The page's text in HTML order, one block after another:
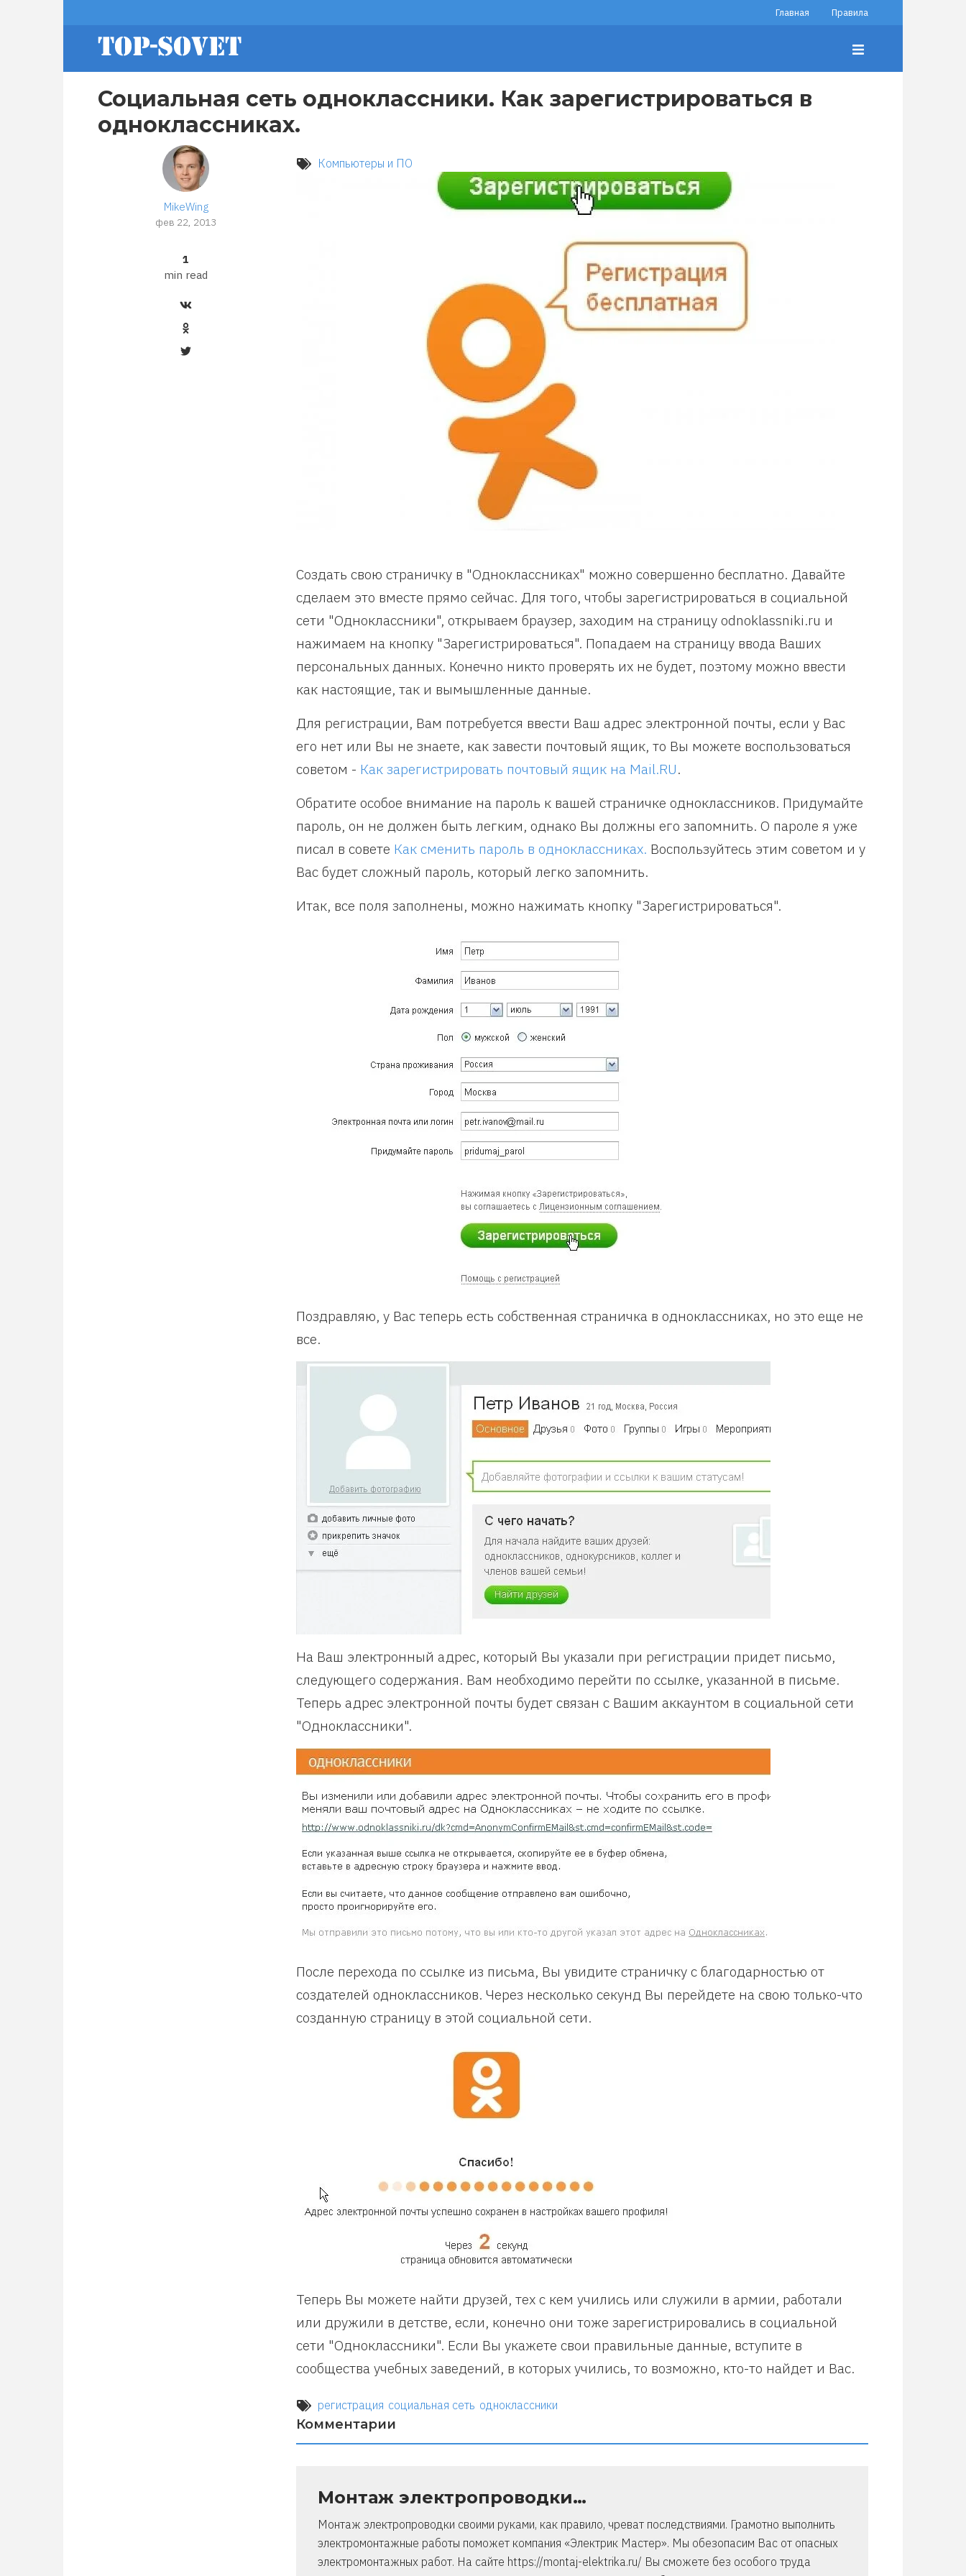
footer
menu
Главная Правила
Социальная сеть одноклассники. Как зарегистрироваться в
одноклассниках.
MikeWing
фев 22, 2013
1
min read
Компьютеры и ПО
Создать свою страничку в "Одноклассниках" можно совершенно бесплатно. Давайте
сделаем это вместе прямо сейчас. Для того, чтобы зарегистрироваться в социальной
сети "Одноклассники", открываем браузер, заходим на страницу odnoklassniki.ru и
нажимаем на кнопку "Зарегистрироваться". Попадаем на страницу ввода Ваших
персональных данных. Конечно никто проверять их не будет, поэтому можно ввести
как настоящие, так и вымышленные данные.
Для регистрации, Вам потребуется ввести Ваш адрес электронной почты, если у Вас
его нет или Вы не знаете, как завести почтовый ящик, то Вы можете воспользоваться
советом - Как зарегистрировать почтовый ящик на Mail.RU.
Обратите особое внимание на пароль к вашей страничке одноклассников. Придумайте
пароль, он не должен быть легким, однако Вы должны его запомнить. О пароле я уже
писал в совете Как сменить пароль в одноклассниках. Воспользуйтесь этим советом и у
Вас будет сложный пароль, который легко запомнить.
Итак, все поля заполнены, можно нажимать кнопку "Зарегистрироваться".
Поздравляю, у Вас теперь есть собственная страничка в одноклассниках, но это еще не
все.
На Ваш электронный адрес, который Вы указали при регистрации придет письмо,
следующего содержания. Вам необходимо перейти по ссылке, указанной в письме.
Теперь адрес электронной почты будет связан с Вашим аккаунтом в социальной сети
"Одноклассники".
После перехода по ссылке из письма, Вы увидите страничку с благодарностью от
создателей одноклассников. Через несколько секунд Вы перейдете на свою только-что
созданную страницу в этой социальной сети.
Теперь Вы можете найти друзей, тех с кем учились или служили в армии, работали
или дружили в детстве, если, конечно они тоже зарегистрировались в социальной
сети "Одноклассники". Если Вы укажете свои правильные данные, вступите в
сообщества учебных заведений, в которых учились, то возможно, кто-то найдет и Вас.
регистрация социальная сеть одноклассники
Комментарии
Монтаж электропроводки…
Монтаж электропроводки своими руками, как правило, чреват последствиями. Грамотно выполнить
электромонтажные работы поможет компания «Электрик Мастер». Мы обезопасим Вас от опасных
электромонтажных работ. На сайте https://montaj-elektrika.ru/ Вы сможете без особого труда